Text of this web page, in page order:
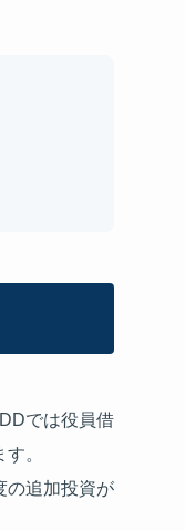
では役員借
。
の追加投資が